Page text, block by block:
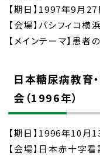
【期日】1997年9月27
【会場】パシフィコ横浜
【メインテーマ】患
日本糖尿病教育
会（1996年）
【期日】1996年10月13
【会場】日本赤十字